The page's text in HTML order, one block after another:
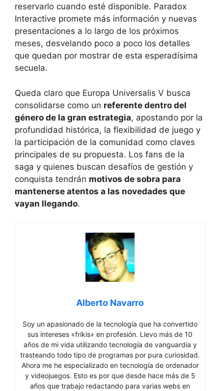
reservarlo cuando esté disponible. Paradox
Interactive promete más información y nuevas
presentaciones a lo largo de los próximos
meses, desvelando poco a poco los detalles
que quedan por mostrar de esta esperadísima
secuela.
Queda claro que Europa Universalis V busca
consolidarse como un referente dentro del
género de la gran estrategia, apostando por la
profundidad histórica, la flexibilidad de juego y
la participación de la comunidad como claves
principales de su propuesta. Los fans de la
saga y quienes buscan desafíos de gestión y
conquista tendrán motivos de sobra para
mantenerse atentos a las novedades que
vayan llegando.
Alberto Navarro
Soy un apasionado de la tecnología que ha convertido
sus intereses «frikis» en profesión. Llevo más de 10
años de mi vida utilizando tecnología de vanguardia y
trasteando todo tipo de programas por pura curiosidad.
Ahora me he especializado en tecnología de ordenador
y videojuegos. Esto es por que desde hace más de 5
años que trabajo redactando para varias webs en